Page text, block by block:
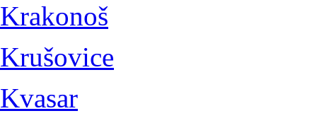
Krakonoš
Krušovice
Kvasar